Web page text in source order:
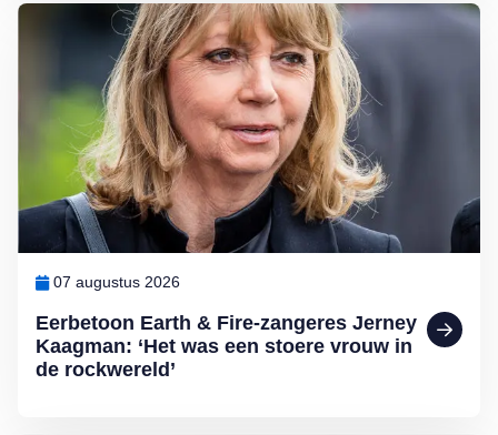
Eerbetoon Earth & Fire-zangeres Jerney
Kaagman: ‘Het was een stoere vrouw in
de rockwereld’
07 augustus 2026
Lees meer over Eerbetoon Earth & Fire-zangeres Jerney Kaagman: